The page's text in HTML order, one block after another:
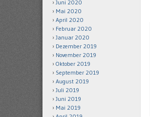
Juni 2020
Mai 2020
April 2020
Februar 2020
Januar 2020
Dezember 2019
November 2019
Oktober 2019
September 2019
August 2019
Juli 2019
Juni 2019
Mai 2019